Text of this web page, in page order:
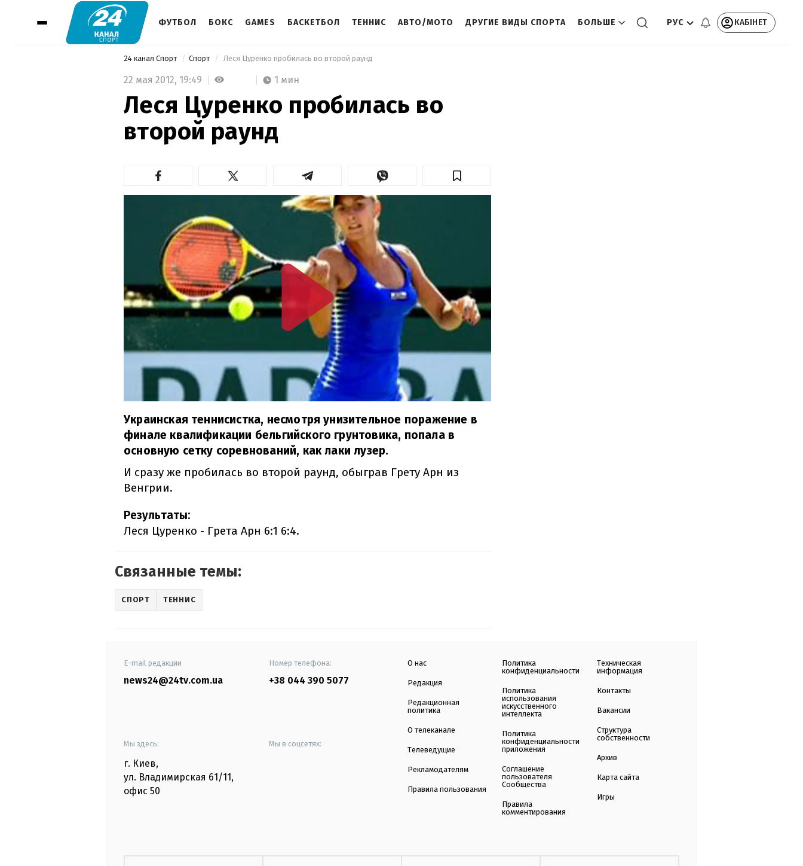
ФУТБОЛ БОКС GAMES БАСКЕТБОЛ ТЕННИС АВТО/МОТО ДРУГИЕ ВИДЫ СПОРТА БОЛЬШЕ РУС КАБІНЕТ
24 канал Спорт Спорт Леся Цуренко пробилась во второй раунд
22 мая 2012, 19:49 1 мин
Леся Цуренко пробилась во
второй раунд
Украинская теннисистка, несмотря унизительное поражение в
финале квалификации бельгийского грунтовика, попала в
основную сетку соревнований, как лаки лузер.
И сразу же пробилась во второй раунд, обыграв Грету Арн из
Венгрии.
Результаты:
Леся Цуренко - Грета Арн 6:1 6:4.
Связанные темы:
СПОРТ ТЕННИС
E-mail редакции
news24@24tv.com.ua
Номер телефона:
+38 044 390 5077
Мы здесь:
г. Киев,
ул. Владимирская 61/11,
офис 50
Мы в соцсетях:
О нас
Редакция
Редакционная
политика
О телеканале
Телеведущие
Рекламодателям
Правила пользования
Политика
конфиденциальности
Политика
использования
искусственного
интеллекта
Политика
конфиденциальности
приложения
Соглашение
пользователя
Сообщества
Правила
комментирования
Техническая
информация
Контакты
Вакансии
Структура
собственности
Архив
Карта сайта
Игры